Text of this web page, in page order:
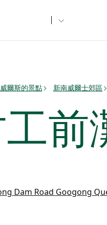
爾斯的景點 新南威爾士郊區
前
Dam Road Googong